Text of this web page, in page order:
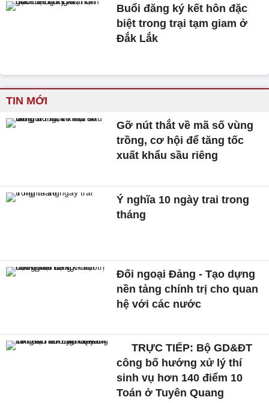
Buổi đăng ký kết hôn đặc
biệt trong trại tạm giam ở
Đắk Lắk
TIN MỚI
Gỡ nút thắt về mã số vùng
trồng, cơ hội để tăng tốc
xuất khẩu sầu riêng
Ý nghĩa 10 ngày trai trong
tháng
Đối ngoại Đảng - Tạo dựng
nền tảng chính trị cho quan
hệ với các nước
TRỰC TIẾP: Bộ GD&ĐT
công bố hướng xử lý thí
sinh vụ hơn 140 điểm 10
Toán ở Tuyên Quang